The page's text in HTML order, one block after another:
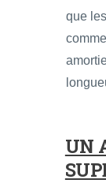
que
UN